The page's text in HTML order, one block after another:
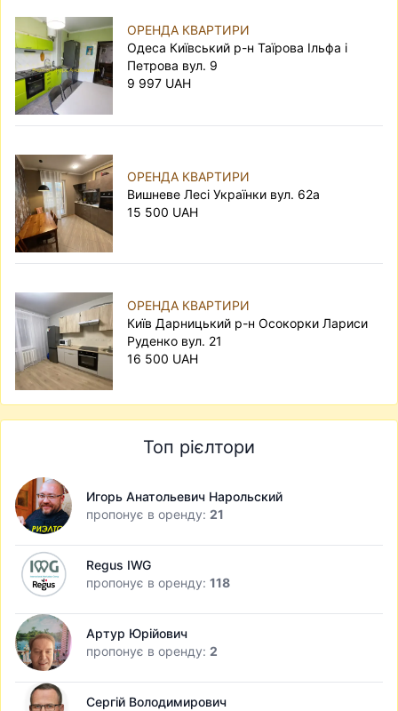
ОРЕНДА КВАРТИРИ
Одеса Київський р-н Таїрова Ільфа і
Петрова вул. 9
9 997 UAH
ОРЕНДА КВАРТИРИ
Вишневе Лесі Українки вул. 62а
15 500 UAH
ОРЕНДА КВАРТИРИ
Київ Дарницький р-н Осокорки Лариси
Руденко вул. 21
16 500 UAH
Топ рієлтори
Игорь Анатольевич Нарольский
пропонує в оренду: 21
Regus IWG
пропонує в оренду: 118
Артур Юрійович
пропонує в оренду: 2
Сергій Володимирович